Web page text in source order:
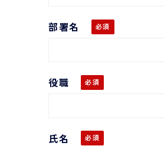
部署名
役職
氏名